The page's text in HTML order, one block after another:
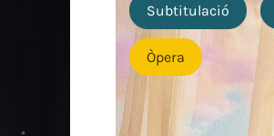
Subtitulació
Òpera